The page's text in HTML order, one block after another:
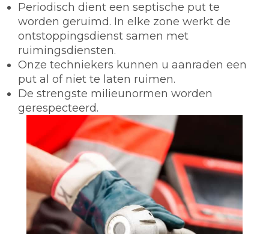
Periodisch dient een septische put te
worden geruimd. In elke zone werkt de
ontstoppingsdienst samen met
ruimingsdiensten.
Onze techniekers kunnen u aanraden een
put al of niet te laten ruimen.
De strengste milieunormen worden
gerespecteerd.